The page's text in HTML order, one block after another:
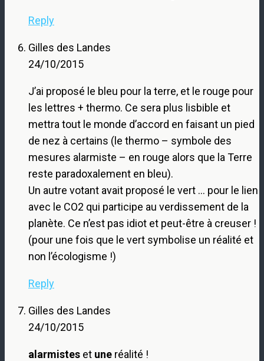
Reply
Gilles des Landes
24/10/2015
J’ai proposé le bleu pour la terre, et le rouge pour
les lettres + thermo. Ce sera plus lisbible et
mettra tout le monde d’accord en faisant un pied
de nez à certains (le thermo – symbole des
mesures alarmiste – en rouge alors que la Terre
reste paradoxalement en bleu).
Un autre votant avait proposé le vert … pour le lien
avec le CO2 qui participe au verdissement de la
planète. Ce n’est pas idiot et peut-être à creuser !
(pour une fois que le vert symbolise un réalité et
non l’écologisme !)
Reply
Gilles des Landes
24/10/2015
alarmistes et une réalité !